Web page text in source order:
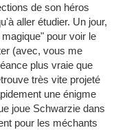
de son héros
aller étudier. Un jour,
pour voir le
(avec, vous me
plus vraie que
très vite projeté
une énigme
joue Schwarzie dans
pour les méchants